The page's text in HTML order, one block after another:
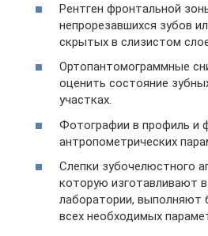
Рентген фронтальной
непрорезавшихся зубов
скрытых в слизистом
Ортопантомограммные
оценить состояние
участках.
Фотографии в профиль и
антропометрических
Слепки зубочелюстного
которую изготавливают в
лаборатории, выполняют
всех необходимых